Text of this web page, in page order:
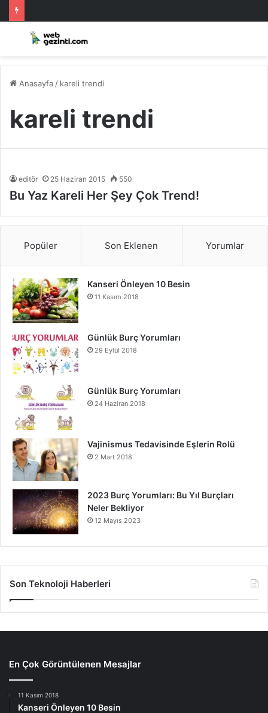
Anasayfa / kareli trendi
kareli trendi
editör 25 Haziran 2015 550
Bu Yaz Kareli Her Şey Çok Trend!
Popüler Son Eklenen Yorumlar
Kanseri Önleyen 10 Besin
11 Kasım 2018
Günlük Burç Yorumları
29 Eylül 2018
Günlük Burç Yorumları
24 Haziran 2018
Vajinismus Tedavisinde Eşlerin Rolü
2 Mart 2018
2023 Burç Yorumları: Bu Yıl Burçları
Neler Bekliyor
12 Mayıs 2023
Son Teknoloji Haberleri
En Çok Görüntülenen Mesajlar
11 Kasım 2018
Kanseri Önleyen 10 Besin